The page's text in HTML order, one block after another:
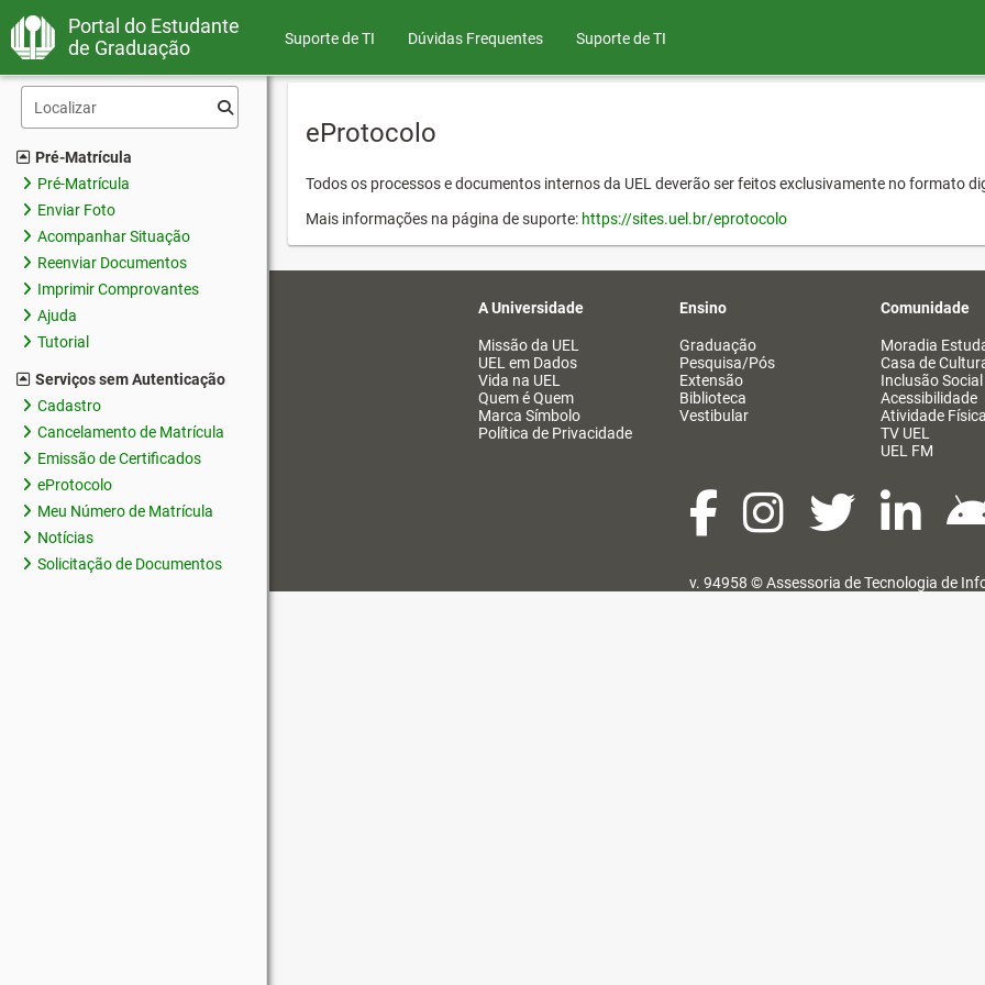
Portal do Estudante
de Graduação
Suporte de TI Dúvidas Frequentes Suporte de TI
Pré-Matrícula
Pré-Matrícula
Enviar Foto
Acompanhar Situação
Reenviar Documentos
Imprimir Comprovantes
Ajuda
Tutorial
Serviços sem Autenticação
Cadastro
Cancelamento de Matrícula
Emissão de Certificados
eProtocolo
Meu Número de Matrícula
Notícias
Solicitação de Documentos
eProtocolo
Todos os processos e documentos internos da UEL deverão ser feitos exclusivamente no formato
Mais informações na página de suporte: https://sites.uel.br/eprotocolo
A Universidade
Missão da UEL
UEL em Dados
Vida na UEL
Quem é Quem
Marca Símbolo
Política de Privacidade
Ensino
Graduação
Pesquisa/Pós
Extensão
Biblioteca
Vestibular
Comunidade
Moradia
Casa de
Inclusão Social
Acessibilidade
Atividade Física
TV UEL
UEL FM
v. 94958 ©Assessoria de Tecnologia de